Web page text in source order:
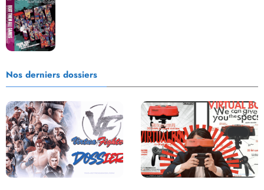
Nos derniers dossiers